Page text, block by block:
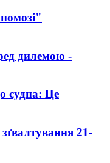
дилемою -
судна: Це
21-